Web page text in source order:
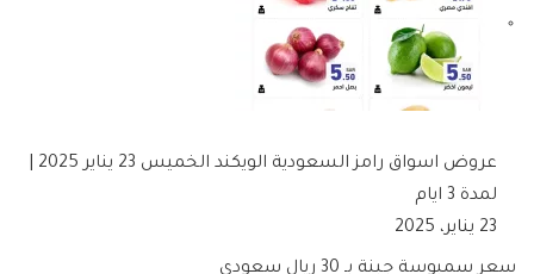
لمدة 3 ايام
23 يناير، 2025
سعر سمبوسة جبنة بـ 30 ريال سعودي